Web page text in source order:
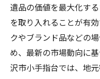
遺品の価値を最大化す
を取り入れることが有
クやブランド品などの
め、最新の市場動向に
沢市小手指台では、地